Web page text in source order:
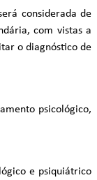
considerada de
com vistas a
o diagnóstico de
psicológico,
e psiquiátrico